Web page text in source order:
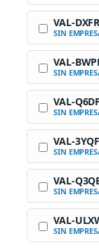
VAL-
SIN
VAL-
SIN
VAL-
SIN
VAL-
SIN
VAL-
SIN
VAL-
SIN